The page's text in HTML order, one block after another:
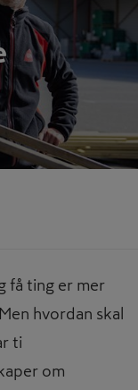
få ting er mer
hvordan skal
ti
om